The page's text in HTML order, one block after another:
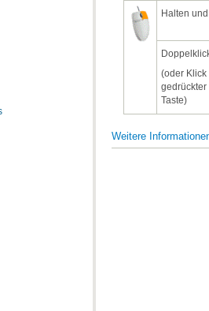
Halten
Taste)
Weitere